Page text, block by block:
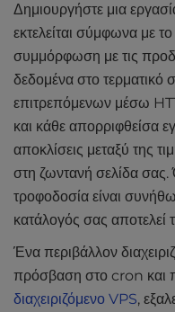
Δημιουργήστε μια
εκτελείται σύμφωνα με
συμμόρφωση με τις
δεδομένα στο τερματικό
επιτρεπόμενων μέσω
και κάθε απορριφθείσα
αποκλίσεις μεταξύ της
στη ζωντανή σελίδα σας.
τροφοδοσία είναι
κατάλογός σας
Ένα περιβάλλον
πρόσβαση στο cron και
διαχειριζόμενο VPS,